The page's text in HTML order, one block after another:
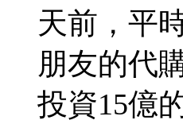
天前，平
朋友的代
投資15億